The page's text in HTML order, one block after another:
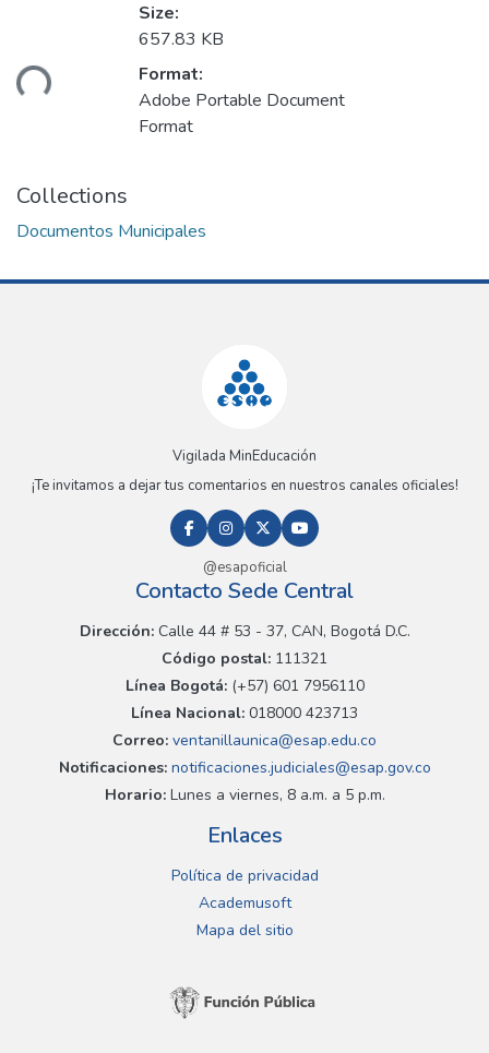
Size:
657.83 KB
Format:
Adobe Portable Document
Format
Collections
Documentos Municipales
Vigilada MinEducación
¡Te invitamos a dejar tus comentarios en nuestros canales oficiales!
@esapoficial
Contacto Sede Central
Dirección:Calle 44 # 53 - 37, CAN, Bogotá D.C.
Código postal: 111321
Línea Bogotá:(+57) 601 7956110
Línea Nacional: 018000 423713
Correo: ventanillaunica@esap.edu.co
Notificaciones:notificaciones.judiciales@esap.gov.co
Horario:Lunes a viernes, 8 a.m. a 5 p.m.
Enlaces
Política de privacidad
Academusoft
Mapa del sitio